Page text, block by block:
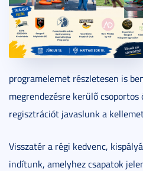
programelemet részletesen is
megrendezésre kerülő
regisztrációt javaslunk a
Visszatér a régi kedvenc,
indítunk, amelyhez csapatok